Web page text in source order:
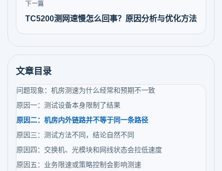
下一篇
TC5200测网速慢怎么回事？原因分析与优化方法
文章目录
问题现象：机房测速为什么经常和预期不一致
原因一：测试设备本身限制了结果
原因二：机房内外链路并不等于同一条路径
原因三：测试方法不同，结论自然不同
原因四：交换机、光模块和网线状态会拉低速度
原因五：业务限速或策略控制会影响测速